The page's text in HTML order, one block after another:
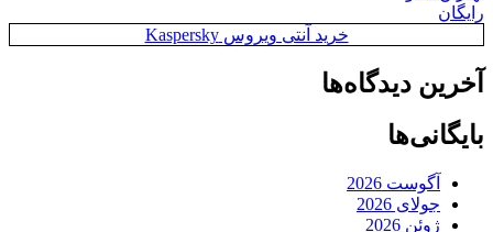
رایگان
خرید آنتی ویروس Kaspersky
آخرین دیدگاه‌ها
بایگانی‌ها
آگوست 2026
جولای 2026
ژوئن 2026